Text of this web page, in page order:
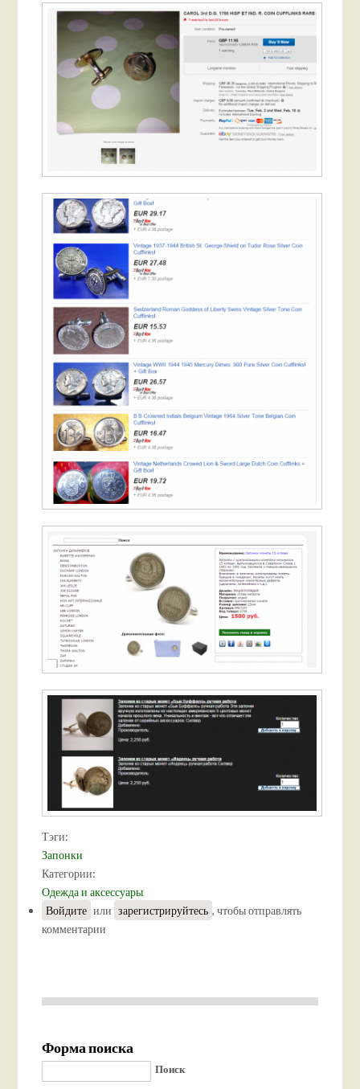
Тэги:
Запонки
Категории:
Одежда и аксессуары
Войдите или зарегистрируйтесь , чтобы отправлять
комментарии
Форма поиска
Поиск